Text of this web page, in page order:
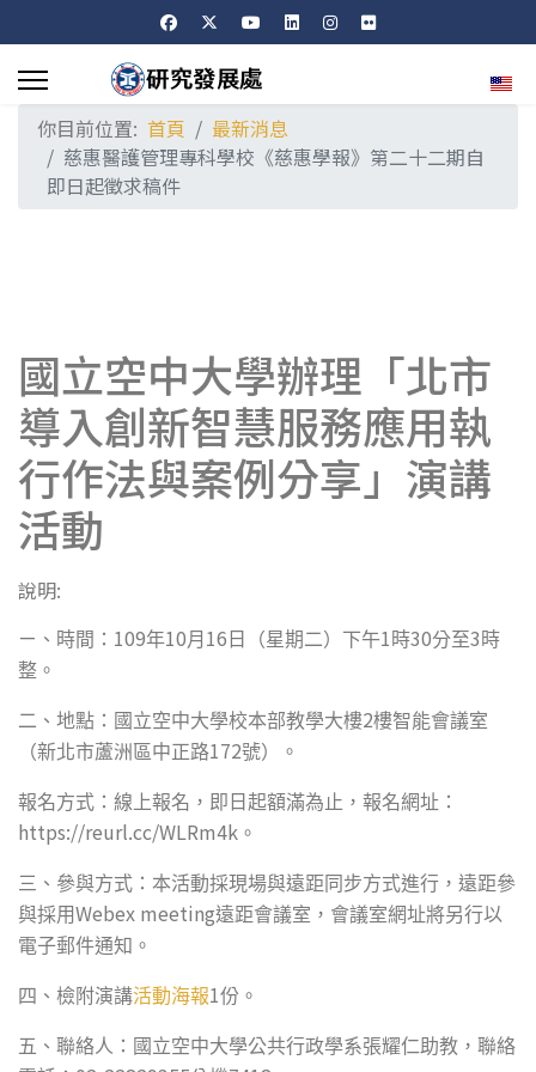
選擇
你目前位置: 首頁
最新消息
慈惠醫護管理專科學校《慈惠學報》第二十二期自
即日起徵求稿件
國立空中大學辦理「北市
導入創新智慧服務應用執
行作法與案例分享」演講
活動
說明:
ㄧ、時間： 109年10月 16 日（星期二）下午1 時30分至3 時
整。
二、地點：國立空中大學校本部教學大樓2樓智能會議室
（新北市蘆洲區中正路172號）。
報名方式：線上報名，即日起額滿為止，報名網址：
https://reurl.cc/WLRm4k 。
三、參與方式：本活動採現場與遠距同步方式進行，遠距參
與採用Webex meeting遠距會議室，會議室網址將另行以
電子郵件通知。
四、檢附演講活動海報1份。
五、聯絡人：國立空中大學公共行政學系張耀仁助教，聯絡